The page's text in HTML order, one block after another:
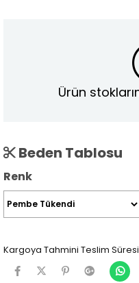
Ürün
Beden Tablosu
Renk
Kargoya Tahmini Teslim Süresi